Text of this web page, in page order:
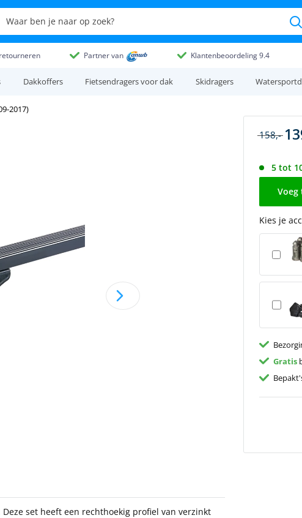
Partner van Klantenbeoordeling 9.4
Dakkoffers Fietsendragers voor dak Skidragers
2017)
158,-
5 tot
Kies je
Gratis
set heeft een rechthoekig profiel van verzinkt